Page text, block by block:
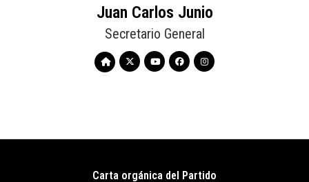
Juan Carlos Junio
Secretario General
Carta orgánica del Partido